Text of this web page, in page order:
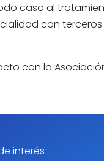
caso al
con
con la
interés